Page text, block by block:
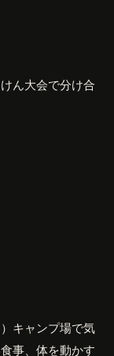
ん大会で分け合
キャンプ場で気
事、体を動かす